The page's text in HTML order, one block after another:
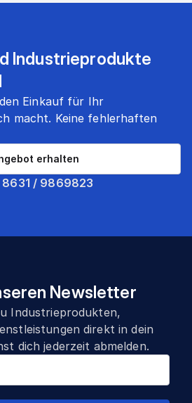
Industrieprodukte
Einkauf für Ihr
macht. Keine fehlerhaften
8631 / 9869823
erhalten
Newsletter
Industrieprodukten,
direkt in dein
dich jederzeit abmelden.